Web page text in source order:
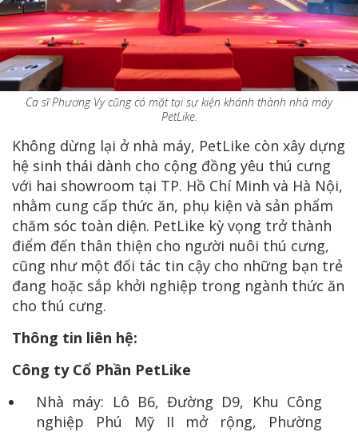
Ca sĩ Phương Vy cũng có mặt tại sự kiện khánh thành nhà máy
PetLike.
Không dừng lại ở nhà máy, PetLike còn xây dựng
hệ sinh thái dành cho cộng đồng yêu thú cưng
với hai showroom tại TP. Hồ Chí Minh và Hà Nội,
nhằm cung cấp thức ăn, phụ kiện và sản phẩm
chăm sóc toàn diện. PetLike kỳ vọng trở thành
điểm đến thân thiện cho người nuôi thú cưng,
cũng như một đối tác tin cậy cho những bạn trẻ
đang hoặc sắp khởi nghiệp trong ngành thức ăn
cho thú cưng.
Thông tin liên hệ:
Công ty Cổ Phần PetLike
Nhà máy: Lô B6, Đường D9, Khu Công
nghiệp Phú Mỹ II mở rộng, Phường